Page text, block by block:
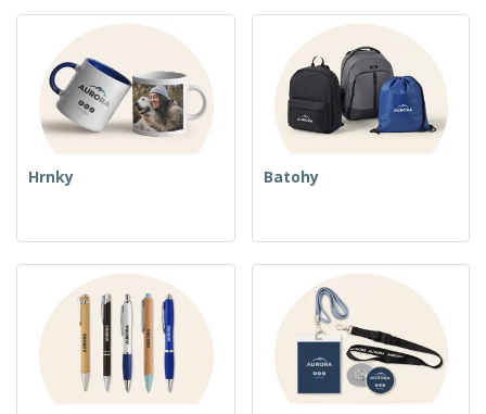
Hrnky Batohy